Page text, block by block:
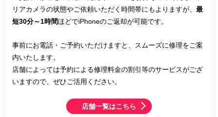
リアカメラの状態やご依頼いただく時間帯にもよりますが、 最
短30分～1時間ほどでiPhoneのご返却が可能です。
事前にお電話・ご予約いただけますと、スムーズに修理をご案
内いたします。
店舗によっては予約による修理料金の割引等のサービスがござ
いますので、ぜひご活用ください。
店舗一覧はこちら